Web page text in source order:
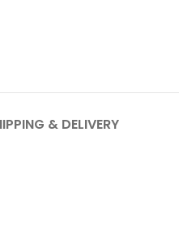
& DELIVERY